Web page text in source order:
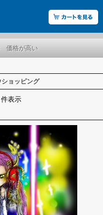
価格が高い
ョッピング
表示